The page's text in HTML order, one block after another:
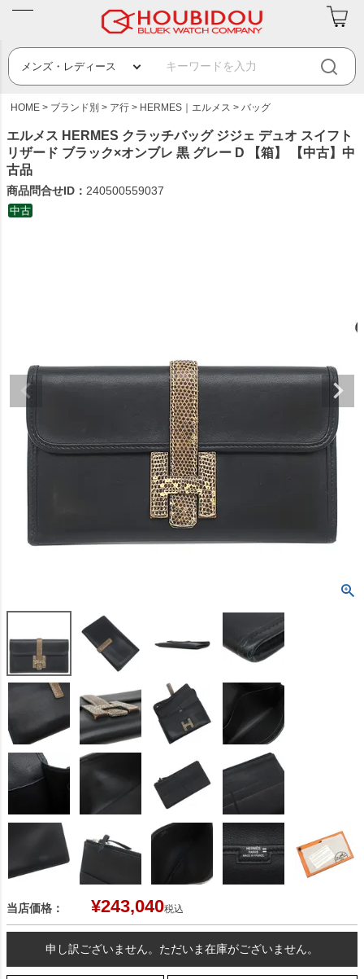
HOME ブランド別 ア行 HERMES｜エルメス バッグ
エルメス HERMES クラッチバッグ ジジェ デュオ スイフト
リザード ブラック×オンブレ 黒 グレー D 【箱】 【中古】中
古品
商品問合せID： 240500559037
中古
当店価格： ¥243,040税込
申し訳ございません。ただいま在庫がございません。